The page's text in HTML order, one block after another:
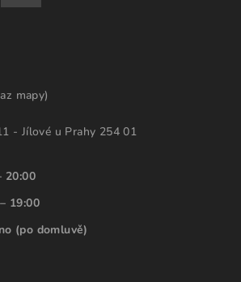
mapy)
- Jílové u Prahy 254 01
20:00
19:00
(po domluvě)